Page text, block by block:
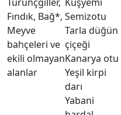
Fındık, Bağ*,
Meyve
bahçeleri ve
ekili olmayan
alanlar
Semizotu
Tarla düğün
çiçeği
Kanarya otu
Yeşil kirpi
darı
Yabani